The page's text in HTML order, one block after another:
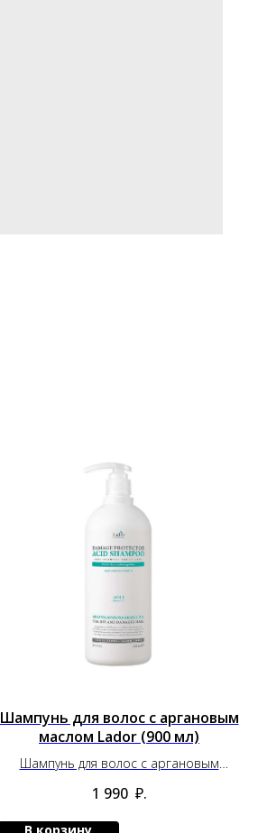
Шампунь для волос с аргановым
маслом Lador (900 мл)
Шампунь для волос с аргановым
1 990 ₽.